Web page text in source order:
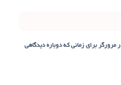
مرورگر برای زمانی که دوباره دیدگاهی